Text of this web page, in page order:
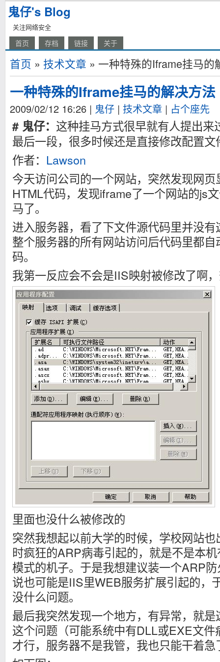
鬼仔's Blog
关注网络安全
首页 存档 链接 关于
首页 » 技术文章 » 一种特殊的Iframe挂马的
一种特殊的Iframe挂马的解决方法
2009/02/12 16:26 | 鬼仔 | 技术文章 | 占个座先
# 鬼仔： 这种挂马方式很早就有人提出来
最后一段，很多时候还是直接修改配置文
作者： Lawson
今天访问公司的一个网站，突然发现网
HTML代码，发现iframe了一个网站的js
马了。
进入服务器，看了下文件源代码里并没
整个服务器的所有网站访问后代码里都
码。
我第一反应会不会是IIS映射被修改了啊
里面也没什么被修改的
突然我想起以前大学的时候，学校网站
时疯狂的ARP病毒引起的，就是不是本
模式的机子。于是我想建议装一个ARP
说也可能是IIS里WEB服务扩展引起的，
没什么问题。
最后我突然发现一个地方，有异常，就
这个问题（可能系统中有DLL或EXE文
才行，服务器不是我管，我也只能干着急